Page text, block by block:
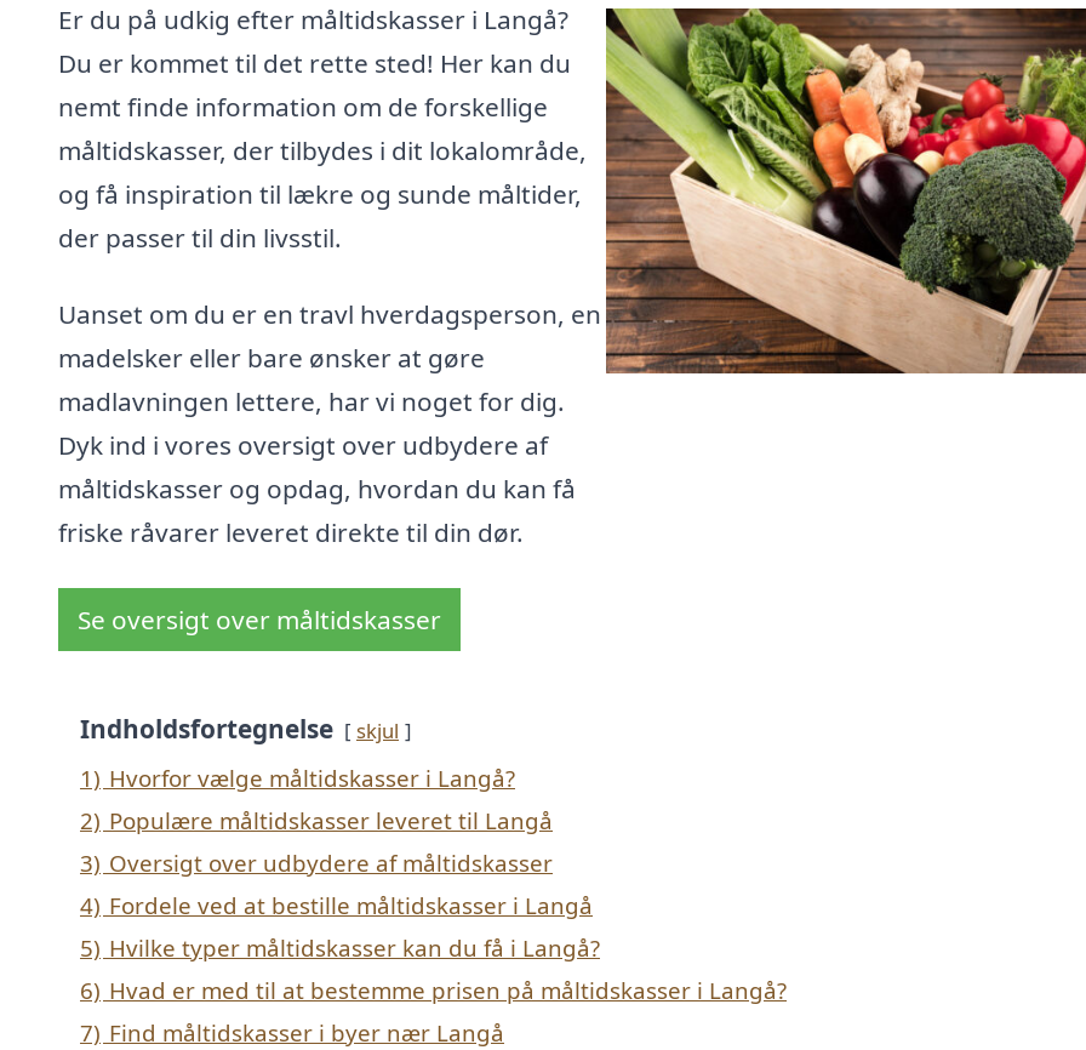
Er du på udkig efter måltidskasser i Langå?
Du er kommet til det rette sted! Her kan du
nemt finde information om de forskellige
måltidskasser, der tilbydes i dit lokalområde,
og få inspiration til lækre og sunde måltider,
der passer til din livsstil.
Uanset om du er en travl hverdagsperson, en
madelsker eller bare ønsker at gøre
madlavningen lettere, har vi noget for dig.
Dyk ind i vores oversigt over udbydere af
måltidskasser og opdag, hvordan du kan få
friske råvarer leveret direkte til din dør.
Se oversigt over måltidskasser
Indholdsfortegnelse skjul
1) Hvorfor vælge måltidskasser i Langå?
2) Populære måltidskasser leveret til Langå
3) Oversigt over udbydere af måltidskasser
4) Fordele ved at bestille måltidskasser i Langå
5) Hvilke typer måltidskasser kan du få i Langå?
6) Hvad er med til at bestemme prisen på måltidskasser i Langå?
7) Find måltidskasser i byer nær Langå